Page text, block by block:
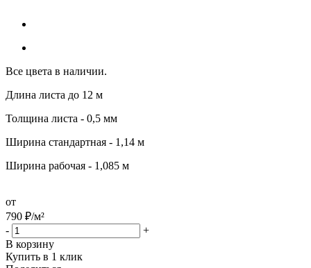
Все цвета в наличии.
Длина листа до 12 м
Толщина листа - 0,5 мм
Ширина стандартная - 1,14 м
Ширина рабочая - 1,085 м
от
790 ₽/м²
-
+
В корзину
Купить в 1 клик